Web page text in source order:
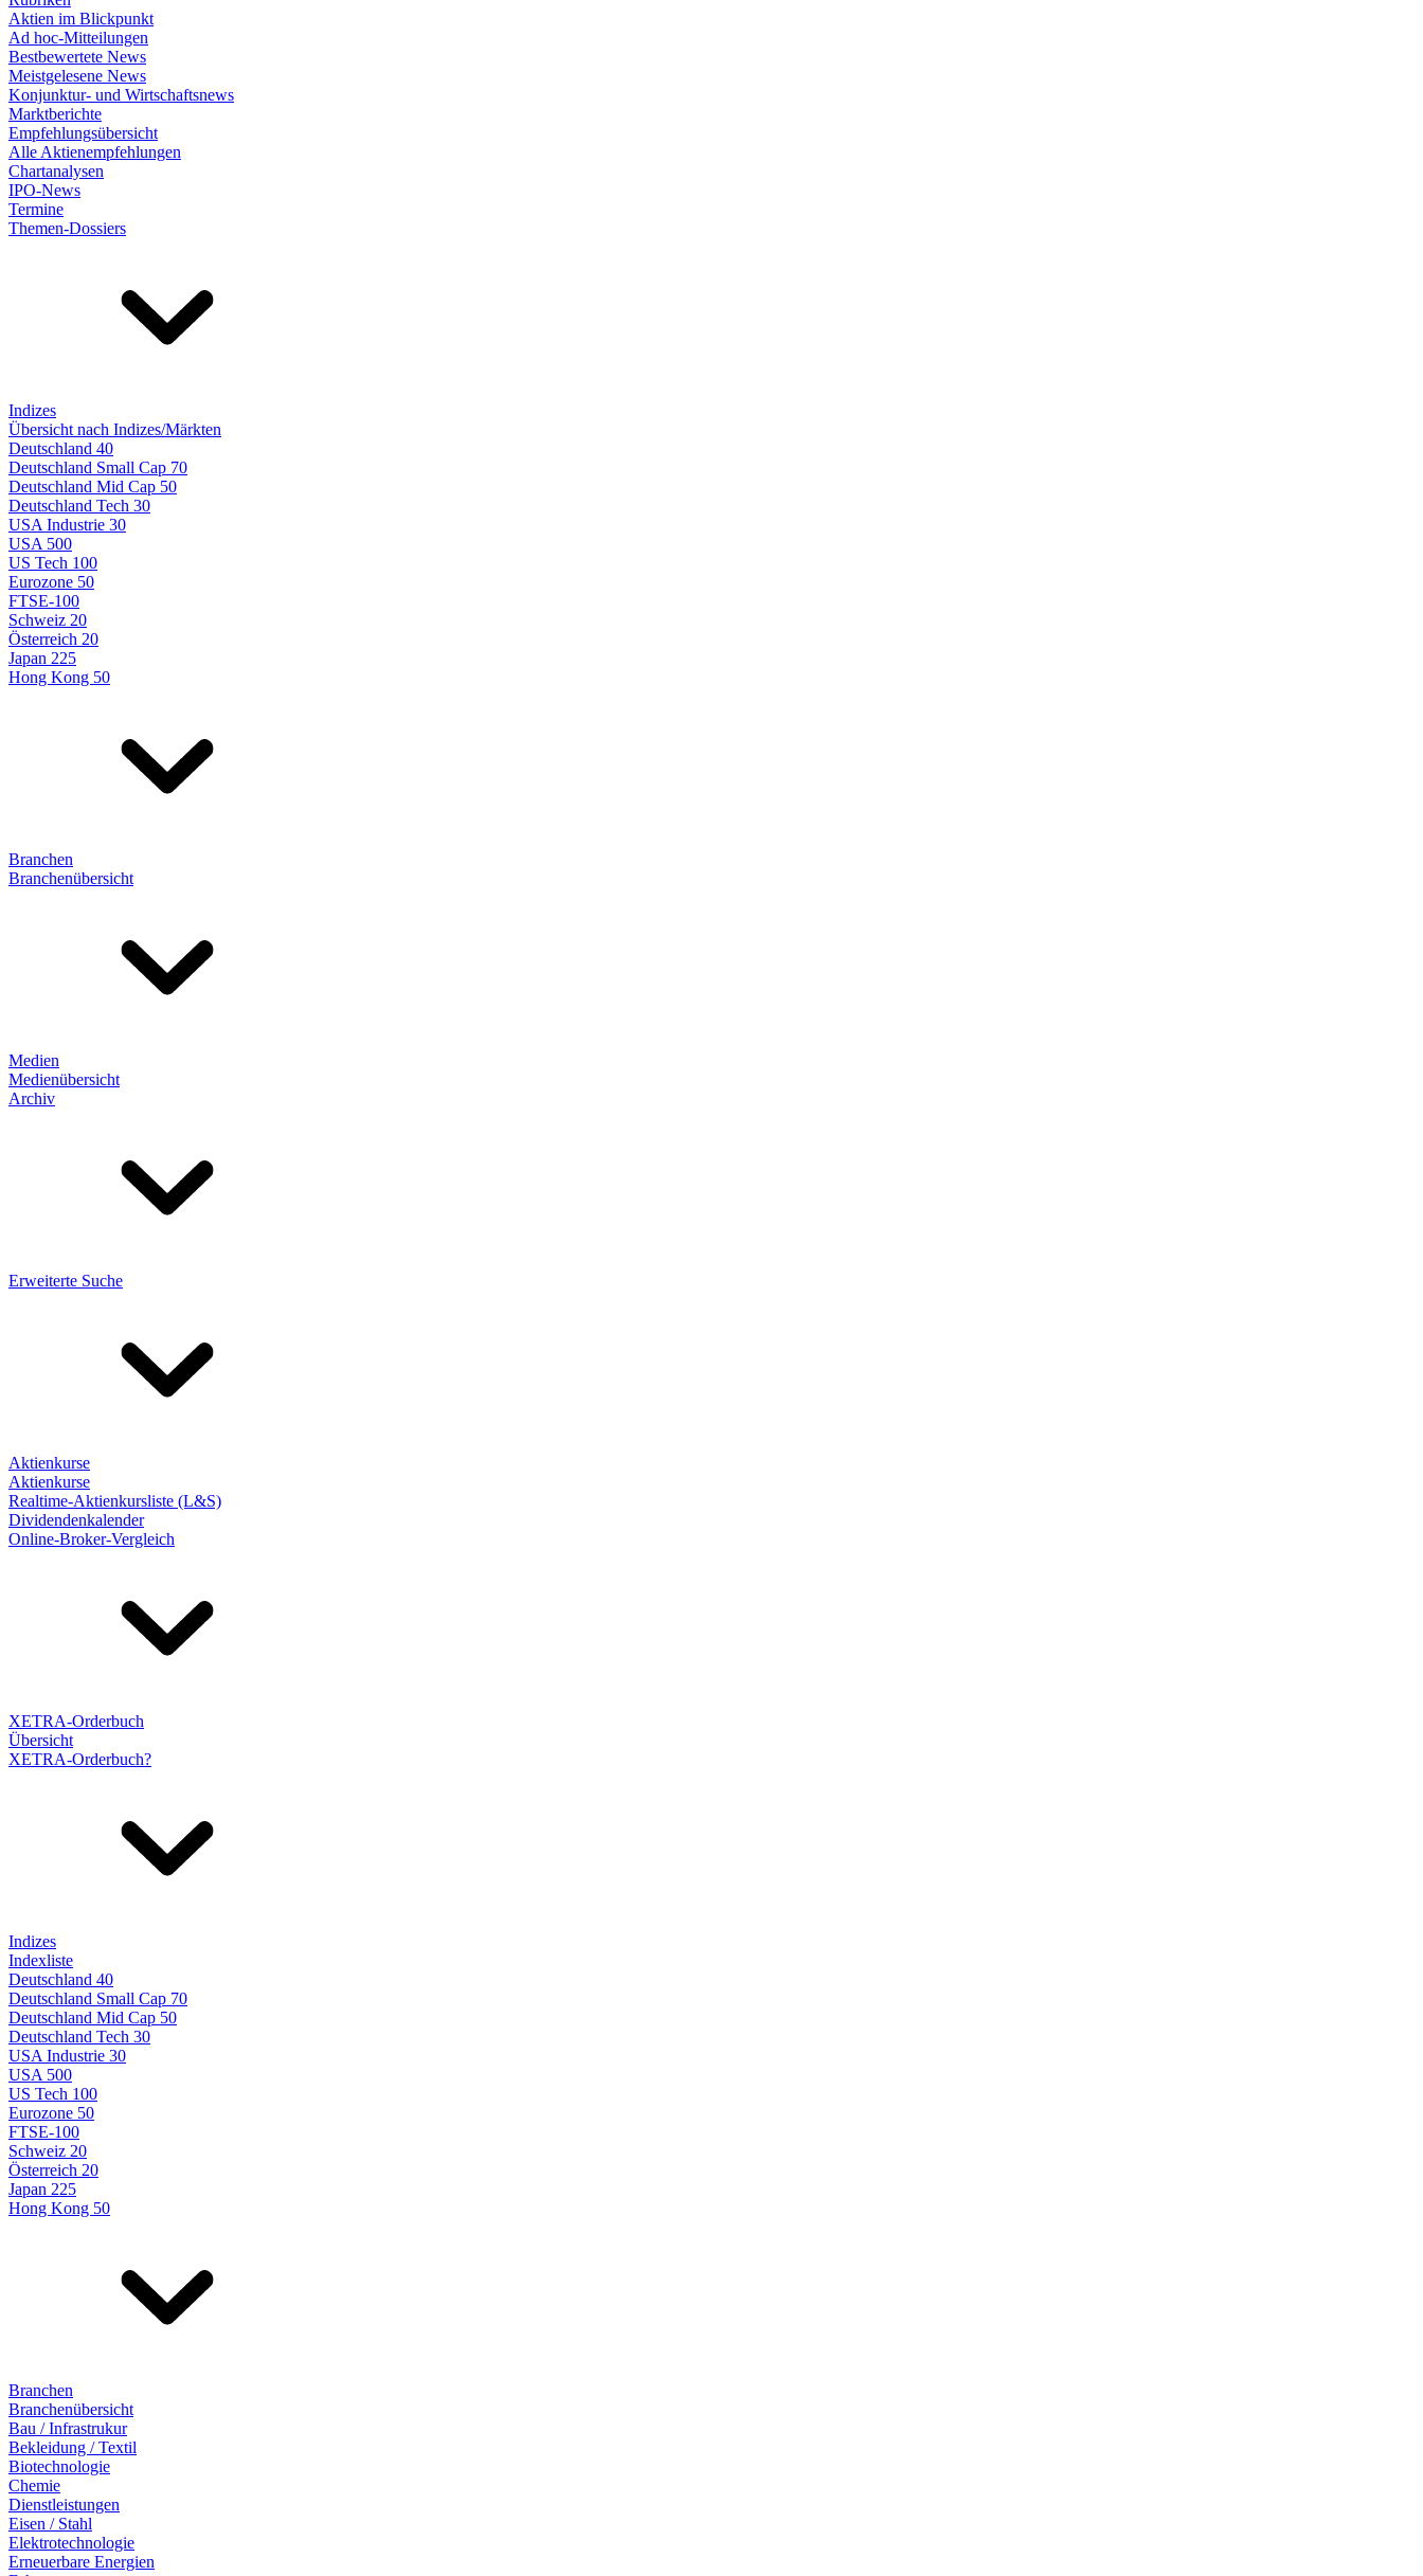
Aktien im Blickpunkt
Ad hoc-Mitteilungen
Bestbewertete News
Meistgelesene News
Konjunktur- und Wirtschaftsnews
Marktberichte
Empfehlungsübersicht
Alle Aktienempfehlungen
Chartanalysen
IPO-News
Termine
Themen-Dossiers
Indizes
Übersicht nach Indizes/Märkten
Deutschland 40
Deutschland Small Cap 70
Deutschland Mid Cap 50
Deutschland Tech 30
USA Industrie 30
USA 500
US Tech 100
Eurozone 50
FTSE-100
Schweiz 20
Österreich 20
Japan 225
Hong Kong 50
Branchen
Branchenübersicht
Medien
Medienübersicht
Archiv
Erweiterte Suche
Aktienkurse
Aktienkurse
Realtime-Aktienkursliste (L&S)
Dividendenkalender
Online-Broker-Vergleich
XETRA-Orderbuch
Übersicht
XETRA-Orderbuch?
Indizes
Indexliste
Deutschland 40
Deutschland Small Cap 70
Deutschland Mid Cap 50
Deutschland Tech 30
USA Industrie 30
USA 500
US Tech 100
Eurozone 50
FTSE-100
Schweiz 20
Österreich 20
Japan 225
Hong Kong 50
Branchen
Branchenübersicht
Bau / Infrastrukur
Bekleidung / Textil
Biotechnologie
Chemie
Dienstleistungen
Eisen / Stahl
Elektrotechnologie
Erneuerbare Energien